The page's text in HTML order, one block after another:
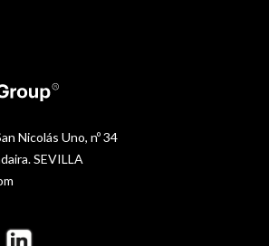
Nicolás Uno, nº 34
SEVILLA